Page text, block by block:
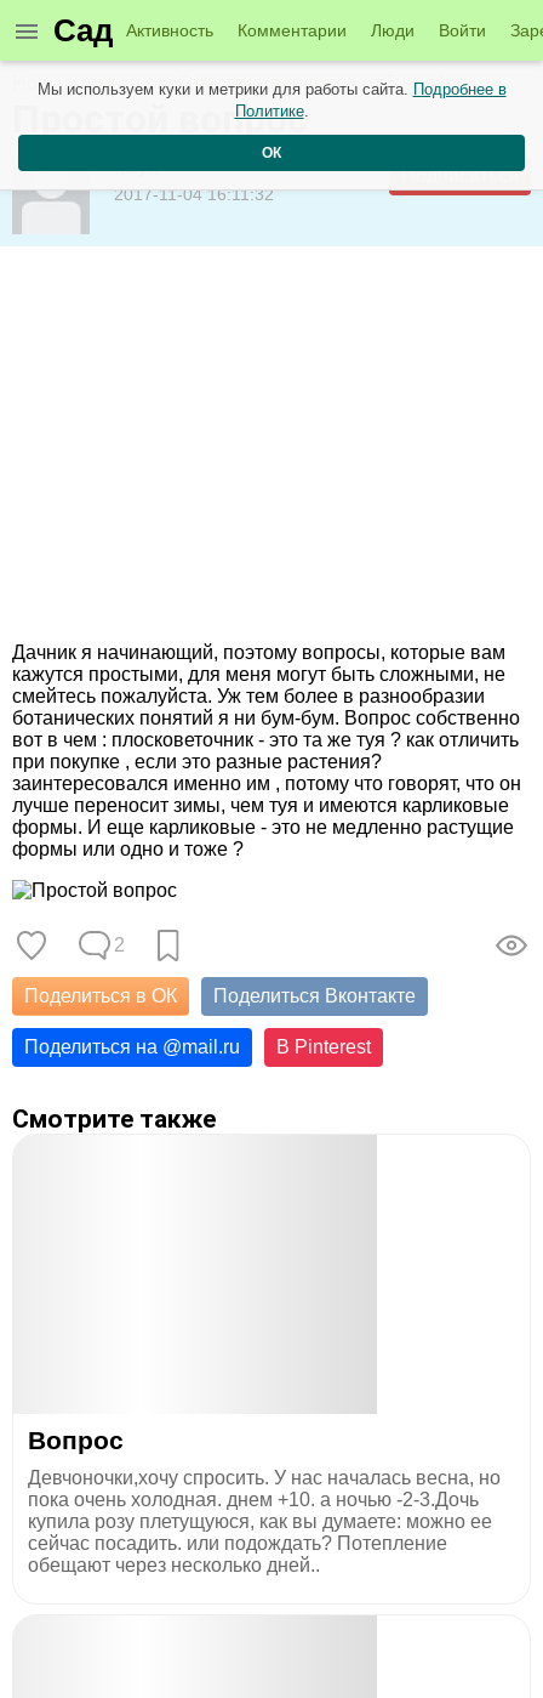
Сад Активность Комментарии Люди Войти
Новые темы в сообществе садоводов от 5 ноября
Простой вопрос
паук
2017-11-04 16:11:32
Подписаться
Дачник я начинающий, поэтому вопросы, которые вам
кажутся простыми, для меня могут быть сложными, не
смейтесь пожалуйста. Уж тем более в разнообразии
ботанических понятий я ни бум-бум. Вопрос собственно
вот в чем : плосковеточник - это та же туя ? как отличить
при покупке , если это разные растения?
заинтересовался именно им , потому что говорят, что он
лучше переносит зимы, чем туя и имеются карликовые
формы. И еще карликовые - это не медленно растущие
формы или одно и тоже ?
2
Поделиться в ОК Поделиться Вконтакте
Поделиться на @mail.ru В Pinterest
Смотрите также
Вопрос
Девчоночки,хочу спросить. У нас началась весна, но
пока очень холодная. днем +10. а ночью -2-3.Дочь
купила розу плетущуюся, как вы думаете: можно ее
сейчас посадить. или подождать? Потепление
обещают через несколько дней..
Мы используем куки и метрики для работы сайта. Подробнее в
Политике.
ОК